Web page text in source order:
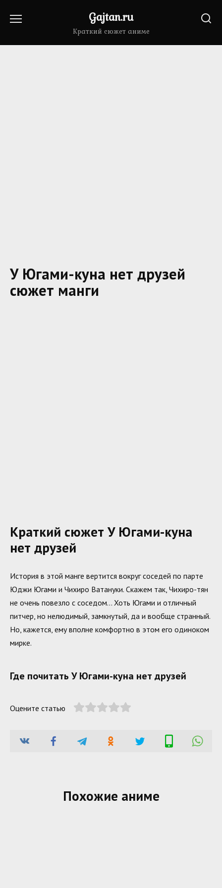
Gajtan.ru
Краткий сюжет аниме
У Югами-куна нет друзей
сюжет манги
Краткий сюжет У Югами-куна
нет друзей
История в этой манге вертится вокруг соседей по парте
Юджи Югами и Чихиро Ватануки. Скажем так, Чихиро-тян
не очень повезло с соседом… Хоть Югами и отличный
питчер, но нелюдимый, замкнутый, да и вообще странный.
Но, кажется, ему вполне комфортно в этом его одиноком
мирке.
Где почитать У Югами-куна нет друзей
Оцените статью
Похожие аниме